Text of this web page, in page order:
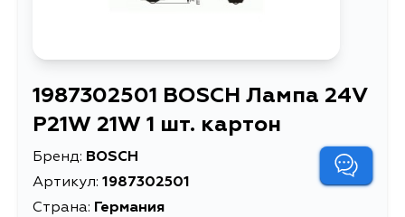
1987302501 BOSCH Лампа 24V
P21W 21W 1 шт. картон
Бренд: BOSCH
Артикул: 1987302501
Страна: Германия